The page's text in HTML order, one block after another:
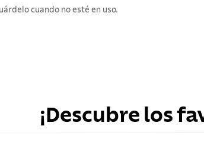
cuando no esté en uso.
¡Descubre los